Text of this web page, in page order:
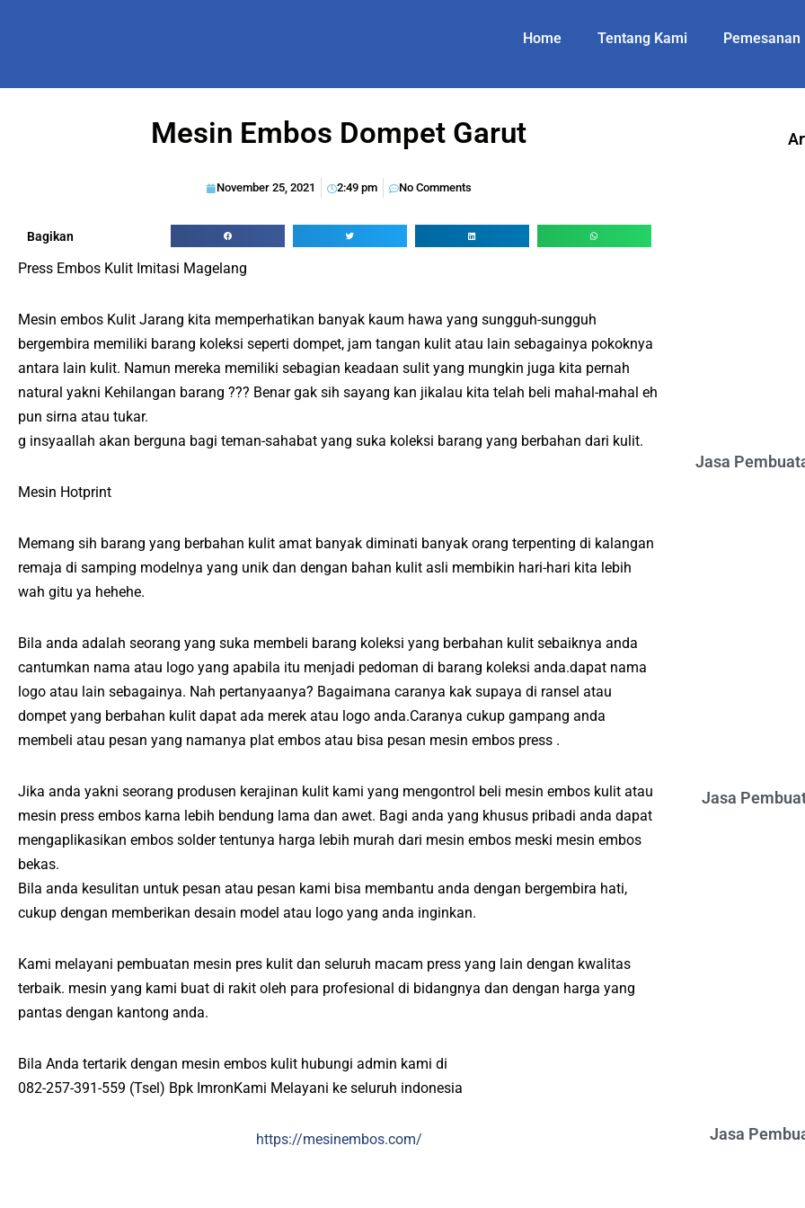
Home Tentang Kami Pemesanan
Mesin Embos Dompet Garut
November 25, 2021 2:49 pm No Comments
Bagikan
Press Embos Kulit Imitasi Magelang
Mesin embos Kulit Jarang kita memperhatikan banyak kaum hawa yang sungguh-sungguh
bergembira memiliki barang koleksi seperti dompet, jam tangan kulit atau lain sebagainya pokoknya
antara lain kulit. Namun mereka memiliki sebagian keadaan sulit yang mungkin juga kita pernah
natural yakni Kehilangan barang ??? Benar gak sih sayang kan jikalau kita telah beli mahal-mahal eh
pun sirna atau tukar.
g insyaallah akan berguna bagi teman-sahabat yang suka koleksi barang yang berbahan dari kulit.
Mesin Hotprint
Memang sih barang yang berbahan kulit amat banyak diminati banyak orang terpenting di kalangan
remaja di samping modelnya yang unik dan dengan bahan kulit asli membikin hari-hari kita lebih
wah gitu ya hehehe.
Bila anda adalah seorang yang suka membeli barang koleksi yang berbahan kulit sebaiknya anda
cantumkan nama atau logo yang apabila itu menjadi pedoman di barang koleksi anda.dapat nama
logo atau lain sebagainya. Nah pertanyaanya? Bagaimana caranya kak supaya di ransel atau
dompet yang berbahan kulit dapat ada merek atau logo anda.Caranya cukup gampang anda
membeli atau pesan yang namanya plat embos atau bisa pesan mesin embos press .
Jika anda yakni seorang produsen kerajinan kulit kami yang mengontrol beli mesin embos kulit atau
mesin press embos karna lebih bendung lama dan awet. Bagi anda yang khusus pribadi anda dapat
mengaplikasikan embos solder tentunya harga lebih murah dari mesin embos meski mesin embos
bekas.
Bila anda kesulitan untuk pesan atau pesan kami bisa membantu anda dengan bergembira hati,
cukup dengan memberikan desain model atau logo yang anda inginkan.
Kami melayani pembuatan mesin pres kulit dan seluruh macam press yang lain dengan kwalitas
terbaik. mesin yang kami buat di rakit oleh para profesional di bidangnya dan dengan harga yang
pantas dengan kantong anda.
Bila Anda tertarik dengan mesin embos kulit hubungi admin kami di
082-257-391-559 (Tsel) Bpk ImronKami Melayani ke seluruh indonesia
https://mesinembos.com/
Jasa
Jasa
Jasa